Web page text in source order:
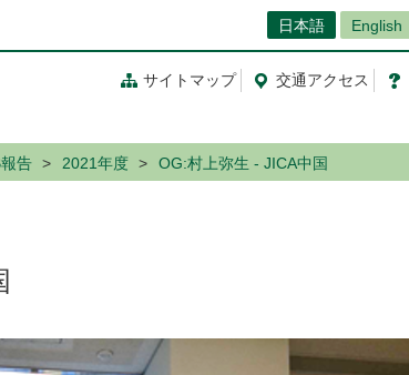
日本語 English
サイトマップ 交通アクセス
告 2021年度 OG:村上弥生 - JICA中国